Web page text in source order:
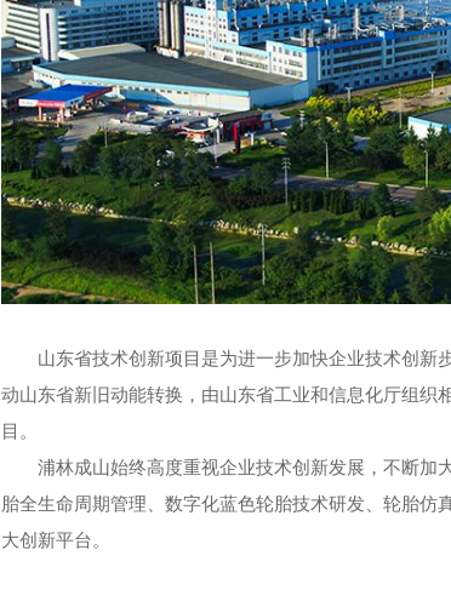
山东省技术创新项目是为进一步加快企业技术创新步
动山东省新旧动能转换，由山东省工业和信息化厅组织
目。
浦林成山始终高度重视企业技术创新发展，不断加
胎全生命周期管理、数字化蓝色轮胎技术研发、轮胎
大创新平台。